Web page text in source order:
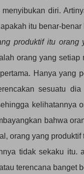
diri.
itu benar-benar
produktif itu orang
orang yang
Hanya yang
sesuatu
kelihatannya
bahwa
orang yang
tidak sekaku
terencana banget